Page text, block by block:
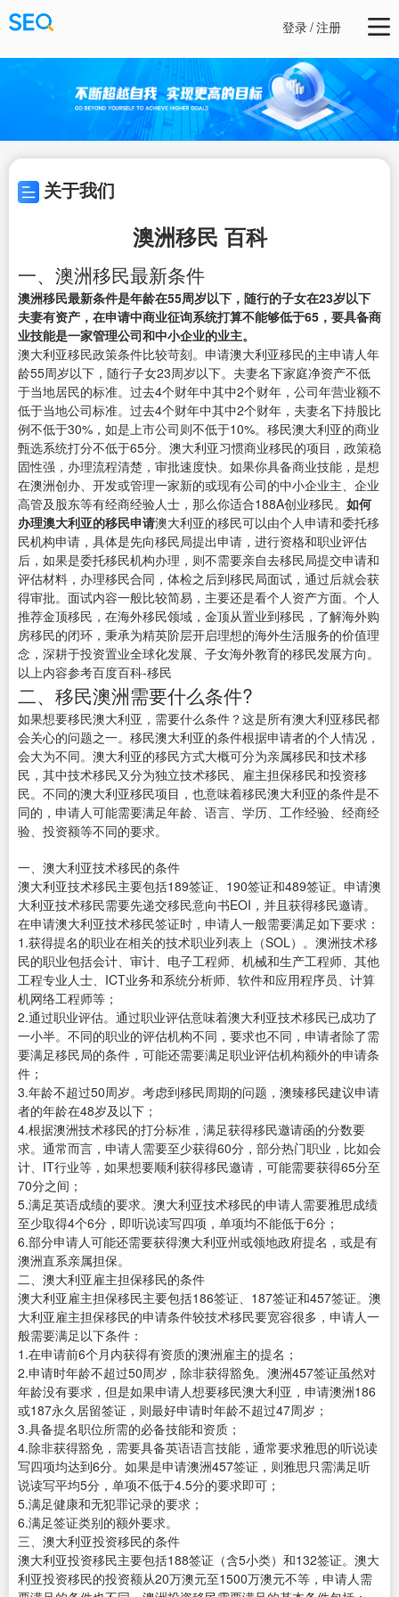
登录/注册
关于我们
澳洲移民 百科
一、澳洲移民最新条件
澳洲移民最新条件是年龄在55周岁以下，随行的子女在23岁以下
夫妻有资产，在申请中商业征询系统打算不能够低于65，要具备商
业技能是一家管理公司和中小企业的业主。
澳大利亚移民政策条件比较苛刻。申请澳大利亚移民的主申请人年
龄55周岁以下，随行子女23周岁以下。夫妻名下家庭净资产不低
于当地居民的标准。过去4个财年中其中2个财年，公司年营业额不
低于当地公司标准。过去4个财年中其中2个财年，夫妻名下持股比
例不低于30%，如是上市公司则不低于10%。移民澳大利亚的商业
甄选系统打分不低于65分。澳大利亚习惯商业移民的项目，政策稳
固性强，办理流程清楚，审批速度快。如果你具备商业技能，是想
在澳洲创办、开发或管理一家新的或现有公司的中小企业主、企业
高管及股东等有经商经验人士，那么你适合188A创业移民。 如何
办理澳大利亚的移民申请澳大利亚的移民可以由个人申请和委托移
民机构申请，具体是先向移民局提出申请，进行资格和职业评估
后，如果是委托移民机构办理，则不需要亲自去移民局提交申请和
评估材料，办理移民合同，体检之后到移民局面试，通过后就会获
得审批。面试内容一般比较简易，主要还是看个人资产方面。个人
推荐金顶移民，在海外移民领域，金顶从置业到移民，了解海外购
房移民的闭环，秉承为精英阶层开启理想的海外生活服务的价值理
念，深耕于投资置业全球化发展、子女海外教育的移民发展方向。
以上内容参考百度百科-移民
二、移民澳洲需要什么条件?
如果想要移民澳大利亚，需要什么条件？这是所有澳大利亚移民都
会关心的问题之一。移民澳大利亚的条件根据申请者的个人情况，
会大为不同。澳大利亚的移民方式大概可分为亲属移民和技术移
民，其中技术移民又分为独立技术移民、雇主担保移民和投资移
民。不同的澳大利亚移民项目，也意味着移民澳大利亚的条件是不
同的，申请人可能需要满足年龄、语言、学历、工作经验、经商经
验、投资额等不同的要求。
一、澳大利亚技术移民的条件
澳大利亚技术移民主要包括189签证、190签证和489签证。申请澳
大利亚技术移民需要先递交移民意向书EOI，并且获得移民邀请。
在申请澳大利亚技术移民签证时，申请人一般需要满足如下要求：
1.获得提名的职业在相关的技术职业列表上（SOL）。澳洲技术移
民的职业包括会计、审计、电子工程师、机械和生产工程师、其他
工程专业人士、ICT业务和系统分析师、软件和应用程序员、计算
机网络工程师等；
2.通过职业评估。通过职业评估意味着澳大利亚技术移民已成功了
一小半。不同的职业的评估机构不同，要求也不同，申请者除了需
要满足移民局的条件，可能还需要满足职业评估机构额外的申请条
件；
3.年龄不超过50周岁。考虑到移民周期的问题，澳臻移民建议申请
者的年龄在48岁及以下；
4.根据澳洲技术移民的打分标准，满足获得移民邀请函的分数要
求。通常而言，申请人需要至少获得60分，部分热门职业，比如会
计、IT行业等，如果想要顺利获得移民邀请，可能需要获得65分至
70分之间；
5.满足英语成绩的要求。澳大利亚技术移民的申请人需要雅思成绩
至少取得4个6分，即听说读写四项，单项均不能低于6分；
6.部分申请人可能还需要获得澳大利亚州或领地政府提名，或是有
澳洲直系亲属担保。
二、澳大利亚雇主担保移民的条件
澳大利亚雇主担保移民主要包括186签证、187签证和457签证。澳
大利亚雇主担保移民的申请条件较技术移民要宽容很多，申请人一
般需要满足以下条件：
1.在申请前6个月内获得有资质的澳洲雇主的提名；
2.申请时年龄不超过50周岁，除非获得豁免。澳洲457签证虽然对
年龄没有要求，但是如果申请人想要移民澳大利亚，申请澳洲186
或187永久居留签证，则最好申请时年龄不超过47周岁；
3.具备提名职位所需的必备技能和资质；
4.除非获得豁免，需要具备英语语言技能，通常要求雅思的听说读
写四项均达到6分。如果是申请澳洲457签证，则雅思只需满足听
说读写平均5分，单项不低于4.5分的要求即可；
5.满足健康和无犯罪记录的要求；
6.满足签证类别的额外要求。
三、澳大利亚投资移民的条件
澳大利亚投资移民主要包括188签证（含5小类）和132签证。澳大
利亚投资移民的投资额从20万澳元至1500万澳元不等，申请人需